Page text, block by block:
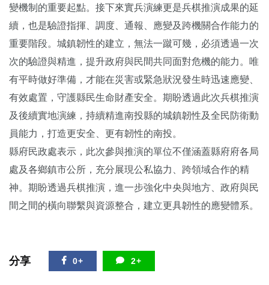
變機制的重要起點。接下來實兵演練更是兵棋推演成果的延
續，也是驗證指揮、調度、通報、應變及跨機關合作能力的
重要階段。城鎮韌性的建立，無法一蹴可幾，必須透過一次
次的驗證與精進，提升政府與民間共同面對危機的能力。唯
有平時做好準備，才能在災害或緊急狀況發生時迅速應變、
有效處置，守護縣民生命財產安全。期盼透過此次兵棋推演
及後續實地演練，持續精進南投縣的城鎮韌性及全民防衛動
員能力，打造更安全、更有韌性的南投。
縣府民政處表示，此次參與推演的單位不僅涵蓋縣府府各局
處及各鄉鎮市公所，充分展現公私協力、跨領域合作的精
神。期盼透過兵棋推演，進一步強化中央與地方、政府與民
間之間的橫向聯繫與資源整合，建立更具韌性的應變體系。
分享 0+ 2+